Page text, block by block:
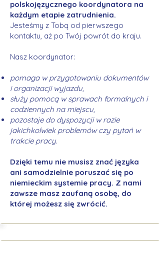
polskojęzycznego koordynatora na
każdym etapie zatrudnienia.
Jesteśmy z Tobą od pierwszego
kontaktu, aż po Twój powrót do kraju.
Nasz koordynator:
pomaga w przygotowaniu dokumentów
i organizacji wyjazdu,
służy pomocą w sprawach formalnych i
codziennych na miejscu,
pozostaje do dyspozycji w razie
jakichkolwiek problemów czy pytań w
trakcie pracy.
Dzięki temu nie musisz znać języka
ani samodzielnie poruszać się po
niemieckim systemie pracy. Z nami
zawsze masz zaufaną osobę, do
której możesz się zwrócić.